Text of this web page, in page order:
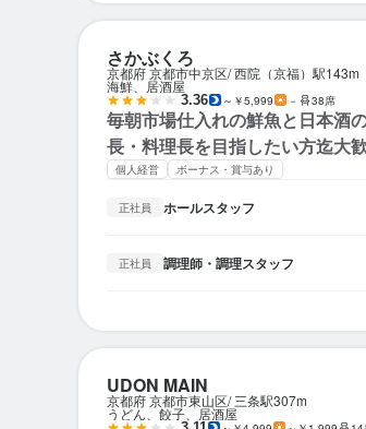
さかぶくろ
京都府 京都市中京区 西院（京福）駅143m
海鮮、居酒屋
3.36 ～￥5,999 － 38席
毎朝市場仕入れの鮮魚と日本酒
長・料理長を目指したい方迄大
個人経営 ボーナス・賞与あり
正社員 ホールスタッフ
正社員 調理師・調理スタッフ
UDON MAIN
京都府 京都市東山区 三条駅307m
うどん、餃子、居酒屋